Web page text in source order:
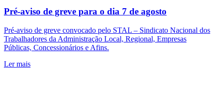
Pré-aviso de greve para o dia 7 de agosto
Pré-aviso de greve convocado pelo STAL – Sindicato Nacional dos
Trabalhadores da Administração Local, Regional, Empresas
Públicas, Concessionários e Afins.
Ler mais